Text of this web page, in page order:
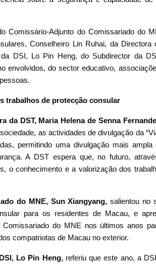
Comissário-Adjunto do Comissariado do
Conselheiro Lin Ruhai, da Directora
DSI, Lo Pin Heng, do Subdirector da
envolvidos, do sector educativo,
trabalhos de protecção consular
da DST, Maria Helena de Senna
as actividades de divulgação da
permitindo uma divulgação mais
A DST espera que, no futuro,
o conhecimento e a valorização dos
do MNE, Sun Xiangyang, salientou no
para os residentes de Macau, e
Comissariado do MNE nos últimos anos
compatriotas de Macau no exterior.
Lo Pin Heng,referiu que este ano, a